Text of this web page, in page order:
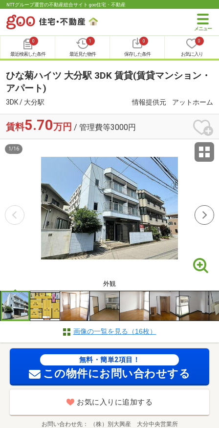
NTTグループ運営の不動産総合サイト goo住宅・不動産
0
最近検索した条件
1
最近見た物件
0
保存した条件
0
お気に入り
ひな菊ハイツ 大分駅 3DK 賃貸(賃貸マンション・
アパート)
3DK / 大分駅 情報提供元 アットホーム
賃料5.70万円 / 管理費等3000円
外観
1 /16
画像の一覧を見る（16枚）
無料・簡単2項目！
この物件にお問い合わせする
お気に入りに追加する
お問い合わせ先 （株）別大興産 大分中央営業所